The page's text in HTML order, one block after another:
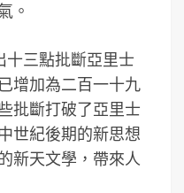
。
三點批斷亞里士
增加為二百一十九
批斷打破了亞里士
世紀後期的新思想
新天文學，帶來人